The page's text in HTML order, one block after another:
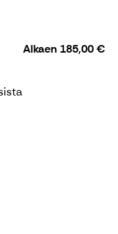
Alkaen 185,00 €